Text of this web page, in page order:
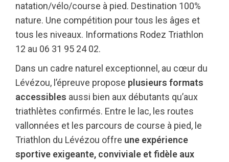
natation/vélo/course à pied. Destination 100%
nature. Une compétition pour tous les âges et
tous les niveaux. Informations Rodez Triathlon
12 au 06 31 95 24 02.
Dans un cadre naturel exceptionnel, au cœur du
Lévézou, l’épreuve propose plusieurs formats
accessibles aussi bien aux débutants qu’aux
triathlètes confirmés. Entre le lac, les routes
vallonnées et les parcours de course à pied, le
Triathlon du Lévézou offre une expérience
sportive exigeante, conviviale et fidèle aux